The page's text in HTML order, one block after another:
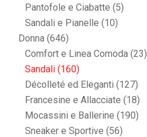
Pantofole e Ciabatte (5)
Sandali e Pianelle (10)
Donna (646)
Comfort e Linea Comoda (23)
Sandali (160)
Décolleté ed Eleganti (127)
Francesine e Allacciate (18)
Mocassini e Ballerine (190)
Sneaker e Sportive (56)